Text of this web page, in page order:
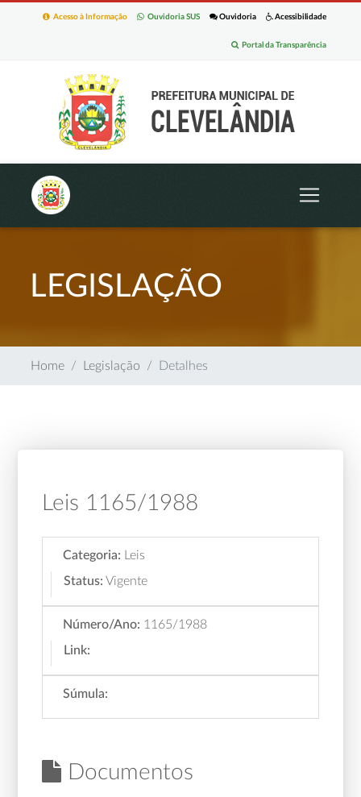
Acessibilidade
Ouvidoria
Ouvidoria SUS
Acesso à Informação
Portal da Transparência
LEGISLAÇÃO
Home Legislação Detalhes
Leis 1165/1988
Categoria:
Leis
Status: Vigente
Número/Ano: 1165/1988
Link:
Súmula:
Documentos